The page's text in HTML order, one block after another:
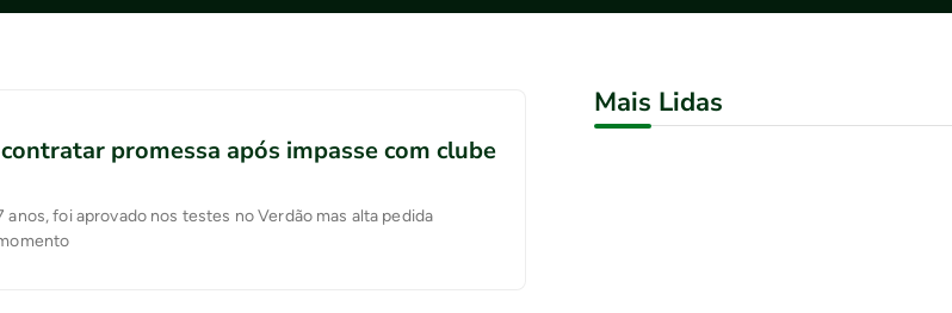
promessa após impasse com clube
anos, foi aprovado nos testes no Verdão mas alta pedida
Mais Lidas